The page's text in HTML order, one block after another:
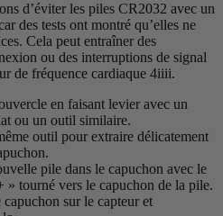
d’éviter les piles CR2032 avec un
des tests ont montré qu’elles ne
Cela peut entraîner des
ou des interruptions de signal
de fréquence cardiaque 4iiii.
en faisant levier avec un
ou un outil similaire.
outil pour extraire délicatement
pile dans le capuchon avec le
» tourné vers le capuchon de la pile.
capuchon sur le capteur et